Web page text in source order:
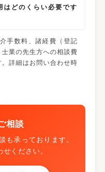
はどのくらい必要です
手数料、諸経費（登記
業の先生方への相談費
詳細はお問い合わせ時
相談
も承っております。
ください。